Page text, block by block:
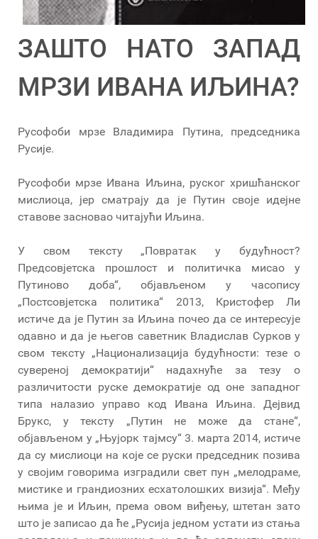
ЗАШТО НАТО ЗАПАД
МРЗИ ИВАНА ИЉИНА?
Русофоби мрзе Владимира Путина, председника
Русије.
Русофоби мрзе Ивана Иљина, руског хришћанског
мислиоца, јер сматрају да је Путин своје идејне
ставове засновао читајући Иљина.
У свом тексту „Повратак у будућност?
Предсовјетска прошлост и политичка мисао у
Путиново доба“, објављеном у часопису
„Постсовјетска политика“ 2013, Кристофер Ли
истиче да је Путин за Иљина почео да се интересује
одавно и да је његов саветник Владислав Сурков у
свом тексту „Национализација будућности: тезе о
сувереној демократији“ надахнуће за тезу о
различитости руске демократије од оне западног
типа налазио управо код Ивана Иљина. Дејвид
Брукс, у тексту „Путин не може да стане“,
објављеном у „Њујорк тајмсу“ 3. марта 2014, истиче
да су мислиоци на које се руски председник позива
у својим говорима изградили свет пун „мелодраме,
мистике и грандиозних есхатолошких визија“. Међу
њима је и Иљин, према овом виђењу, штетан зато
што је записао да ће „Русија једном устати из стања